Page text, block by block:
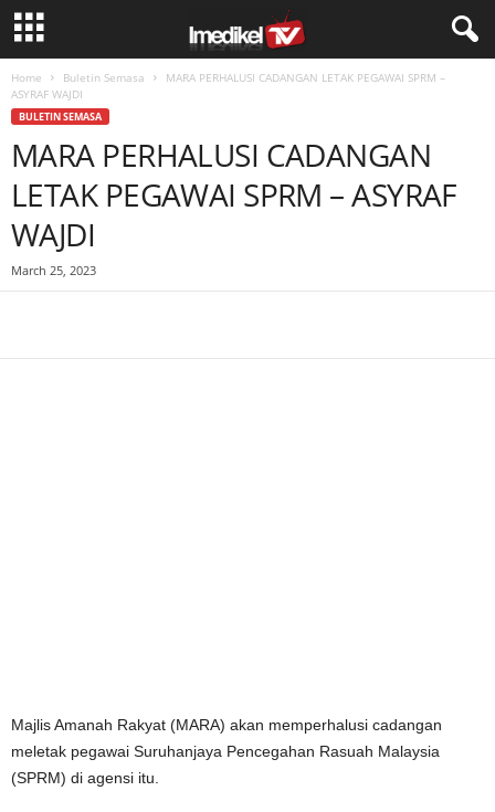
Home Buletin Semasa
MARA PERHALUSI CADANGAN LETAK PEGAWAI SPRM –
ASYRAF WAJDI
BULETIN SEMASA
MARA PERHALUSI CADANGAN
LETAK PEGAWAI SPRM – ASYRAF
WAJDI
March 25, 2023
Majlis Amanah Rakyat (MARA) akan memperhalusi cadangan
meletak pegawai Suruhanjaya Pencegahan Rasuah Malaysia
(SPRM) di agensi itu.